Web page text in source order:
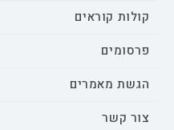
קולות קוראים
פרסומים
הגשת מאמרים
צור קשר